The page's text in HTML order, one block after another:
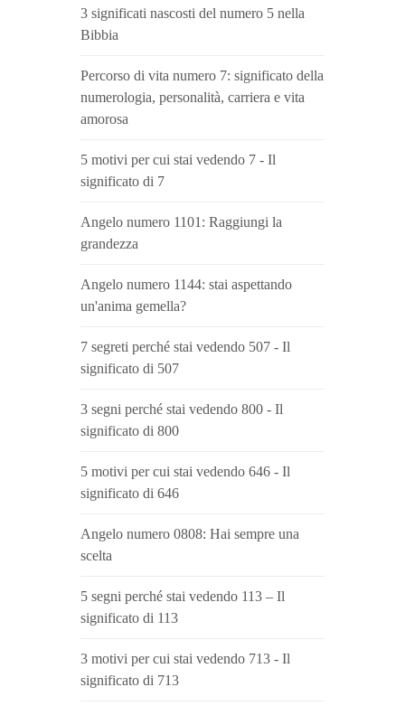
3 significati nascosti del numero 5 nella
Bibbia
Percorso di vita numero 7: significato della
numerologia, personalità, carriera e vita
amorosa
5 motivi per cui stai vedendo 7 - Il
significato di 7
Angelo numero 1101: Raggiungi la
grandezza
Angelo numero 1144: stai aspettando
un'anima gemella?
7 segreti perché stai vedendo 507 - Il
significato di 507
3 segni perché stai vedendo 800 - Il
significato di 800
5 motivi per cui stai vedendo 646 - Il
significato di 646
Angelo numero 0808: Hai sempre una
scelta
5 segni perché stai vedendo 113 – Il
significato di 113
3 motivi per cui stai vedendo 713 - Il
significato di 713